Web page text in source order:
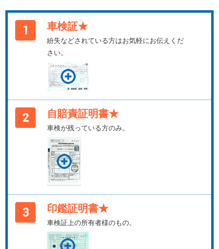
車検証★
紛失などされている方はお気軽にお伝えくだ
さい。
自賠責証明書★
車検が残っている方のみ。
印鑑証明書★
車検証上の所有者様のもの。